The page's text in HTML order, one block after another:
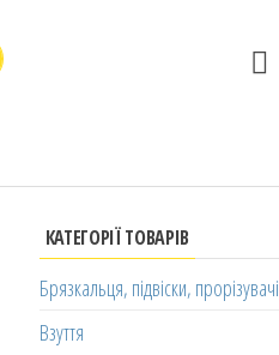
КАТЕГОРІЇ ТОВАРІВ
Брязкальця, підвіски, прорізувачі
Взуття